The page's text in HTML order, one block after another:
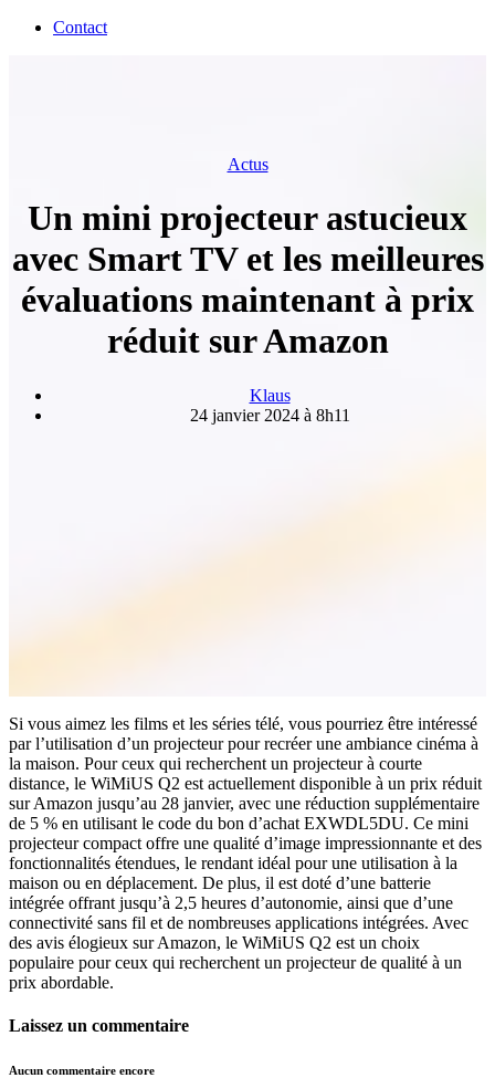
Contact
Actus
Un mini projecteur astucieux
avec Smart TV et les meilleures
évaluations maintenant à prix
réduit sur Amazon
Klaus
24 janvier 2024 à 8h11
Si vous aimez les films et les séries télé, vous pourriez être intéressé
par l’utilisation d’un projecteur pour recréer une ambiance cinéma à
la maison. Pour ceux qui recherchent un projecteur à courte
distance, le WiMiUS Q2 est actuellement disponible à un prix réduit
sur Amazon jusqu’au 28 janvier, avec une réduction supplémentaire
de 5 % en utilisant le code du bon d’achat EXWDL5DU. Ce mini
projecteur compact offre une qualité d’image impressionnante et des
fonctionnalités étendues, le rendant idéal pour une utilisation à la
maison ou en déplacement. De plus, il est doté d’une batterie
intégrée offrant jusqu’à 2,5 heures d’autonomie, ainsi que d’une
connectivité sans fil et de nombreuses applications intégrées. Avec
des avis élogieux sur Amazon, le WiMiUS Q2 est un choix
populaire pour ceux qui recherchent un projecteur de qualité à un
prix abordable.
Laissez un commentaire
Aucun commentaire encore